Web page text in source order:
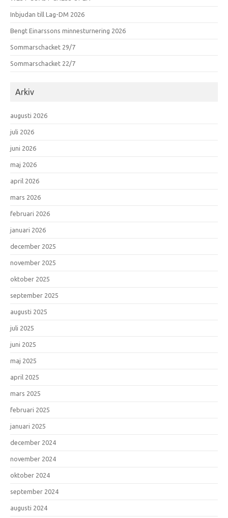
Inbjudan till Lag-DM 2026
Bengt Einarssons minnesturnering 2026
Sommarschacket 29/7
Sommarschacket 22/7
Arkiv
augusti 2026
juli 2026
juni 2026
maj 2026
april 2026
mars 2026
februari 2026
januari 2026
december 2025
november 2025
oktober 2025
september 2025
augusti 2025
juli 2025
juni 2025
maj 2025
april 2025
mars 2025
februari 2025
januari 2025
december 2024
november 2024
oktober 2024
september 2024
augusti 2024